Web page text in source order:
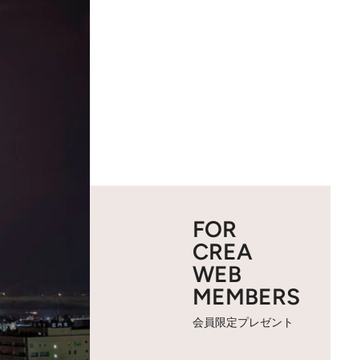
FOR
CREA
WEB
MEMBERS
会員限定プレゼント